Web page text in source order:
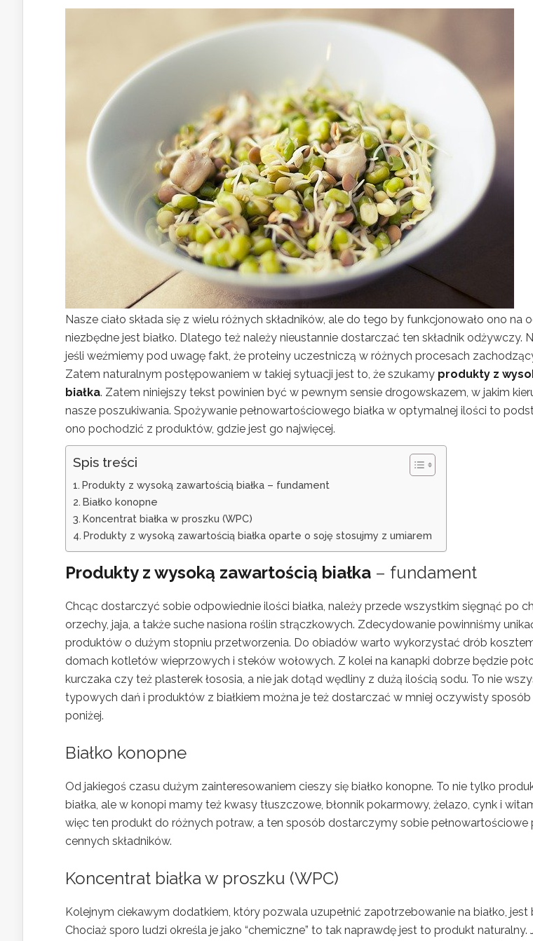
Nasze ciało składa się z wielu różnych składników, ale do tego by funkcjonowało ono na
niezbędne jest białko. Dlatego też należy nieustannie dostarczać ten składnik odżywczy.
jeśli weźmiemy pod uwagę fakt, że proteiny uczestniczą w różnych procesach
Zatem naturalnym postępowaniem w takiej sytuacji jest to, że szukamy produkty z
białka. Zatem niniejszy tekst powinien być w pewnym sensie drogowskazem, w jakim
nasze poszukiwania. Spożywanie pełnowartościowego białka w optymalnej ilości to
ono pochodzić z produktów, gdzie jest go najwięcej.
Spis treści
Produkty z wysoką zawartością białka – fundament
Białko konopne
Koncentrat białka w proszku (WPC)
Produkty z wysoką zawartością białka oparte o soję stosujmy z umiarem
Produkty z wysoką zawartością białka – fundament
Chcąc dostarczyć sobie odpowiednie ilości białka, należy przede wszystkim sięgnąć po
orzechy, jaja, a także suche nasiona roślin strączkowych. Zdecydowanie powinniśmy
produktów o dużym stopniu przetworzenia. Do obiadów warto wykorzystać drób
domach kotletów wieprzowych i steków wołowych. Z kolei na kanapki dobrze będzie
kurczaka czy też plasterek łososia, a nie jak dotąd wędliny z dużą ilością sodu. To nie
typowych dań i produktów z białkiem można je też dostarczać w mniej oczywisty
poniżej.
Białko konopne
Od jakiegoś czasu dużym zainteresowaniem cieszy się białko konopne. To nie tylko
białka, ale w konopi mamy też kwasy tłuszczowe, błonnik pokarmowy, żelazo, cynk i
więc ten produkt do różnych potraw, a ten sposób dostarczymy sobie pełnowartościowe
cennych składników.
Koncentrat białka w proszku (WPC)
Kolejnym ciekawym dodatkiem, który pozwala uzupełnić zapotrzebowanie na białko, jest
Chociaż sporo ludzi określa je jako “chemiczne” to tak naprawdę jest to produkt